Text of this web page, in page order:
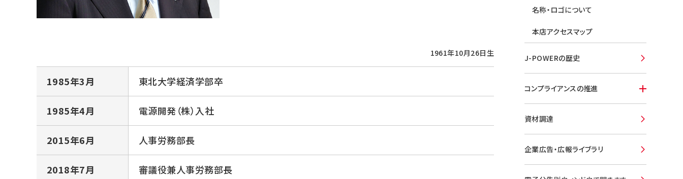
1961年10月26日生
1985年3月 東北大学経済学部卒
1985年4月 電源開発（株）入社
2015年6月 人事労務部長
2018年7月 審議役兼人事労務部長
名称・ロゴについて
本店アクセスマップ
J-POWERの歴史
コンプライアンスの推進
資材調達
企業広告・広報ライブラリ